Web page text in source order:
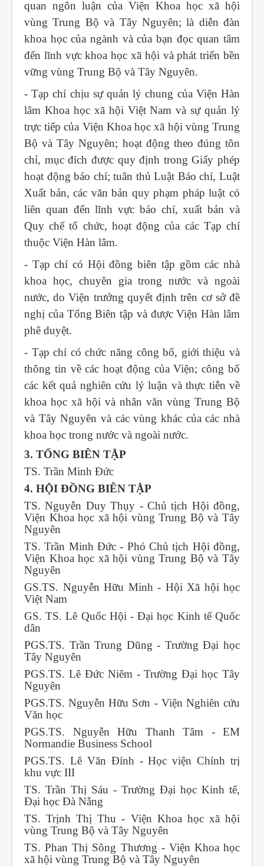
quan ngôn luận của Viện Khoa học xã hội
vùng Trung Bộ và Tây Nguyên; là diễn đàn
khoa học của ngành và của bạn đọc quan tâm
đến lĩnh vực khoa học xã hội và phát triển bền
vững vùng Trung Bộ và Tây Nguyên.
- Tạp chí chịu sự quản lý chung của Viện Hàn
lâm Khoa học xã hội Việt Nam và sự quản lý
trực tiếp của Viện Khoa học xã hội vùng Trung
Bộ và Tây Nguyên; hoạt động theo đúng tôn
chỉ, mục đích được quy định trong Giấy phép
hoạt động báo chí; tuân thủ Luật Báo chí, Luật
Xuất bản, các văn bản quy phạm pháp luật có
liên quan đến lĩnh vực báo chí, xuất bản và
Quy chế tổ chức, hoạt động của các Tạp chí
thuộc Viện Hàn lâm.
- Tạp chí có Hội đồng biên tập gồm các nhà
khoa học, chuyên gia trong nước và ngoài
nước, do Viện trưởng quyết định trên cơ sở đề
nghị của Tổng Biên tập và được Viện Hàn lâm
phê duyệt.
- Tạp chí có chức năng công bố, giới thiệu và
thông tin về các hoạt động của Viện; công bố
các kết quả nghiên cứu lý luận và thực tiễn về
khoa học xã hội và nhân văn vùng Trung Bộ
và Tây Nguyên và các vùng khác của các nhà
khoa học trong nước và ngoài nước.
3. TỔNG BIÊN TẬP
TS. Trần Minh Đức
4. HỘI ĐỒNG BIÊN TẬP
TS. Nguyễn Duy Thụy - Chủ tịch Hội đồng,
Viện Khoa học xã hội vùng Trung Bộ và Tây
Nguyên
TS. Trần Minh Đức - Phó Chủ tịch Hội đồng,
Viện Khoa học xã hội vùng Trung Bộ và Tây
Nguyên
GS.TS. Nguyễn Hữu Minh - Hội Xã hội học
Việt Nam
GS. TS. Lê Quốc Hội - Đại học Kinh tế Quốc
dân
PGS.TS. Trần Trung Dũng - Trường Đại học
Tây Nguyên
PGS.TS. Lê Đức Niêm - Trường Đại học Tây
Nguyên
PGS.TS. Nguyễn Hữu Sơn - Viện Nghiên cứu
Văn học
PGS.TS. Nguyễn Hữu Thanh Tâm - EM
Normandie Business School
PGS.TS. Lê Văn Đính - Học viện Chính trị
khu vực III
TS. Trần Thị Sáu - Trường Đại học Kinh tế,
Đại học Đà Nẵng
TS. Trịnh Thị Thu - Viện Khoa học xã hội
vùng Trung Bộ và Tây Nguyên
TS. Phan Thị Sông Thương - Viện Khoa học
xã hội vùng Trung Bộ và Tây Nguyên